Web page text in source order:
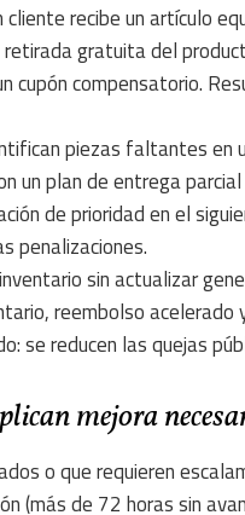
cliente recibe un artículo
gratuita del
cupón compensatorio.
piezas faltantes en
un plan de entrega
de prioridad en el
penalizaciones.
sin actualizar
reembolso
se reducen las quejas
mejora
o que requieren
(más de 72 horas sin